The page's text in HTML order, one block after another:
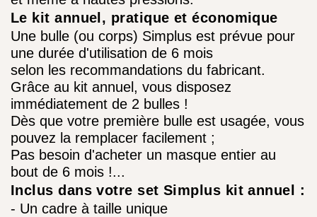
Le kit annuel, pratique et économique
Une bulle (ou corps) Simplus est prévue pour
une durée d'utilisation de 6 mois
selon les recommandations du fabricant.
Grâce au kit annuel, vous disposez
immédiatement de 2 bulles !
Dès que votre première bulle est usagée, vous
pouvez la remplacer facilement ;
Pas besoin d'acheter un masque entier au
bout de 6 mois !...
Inclus dans votre set Simplus kit annuel :
- Un cadre à taille unique